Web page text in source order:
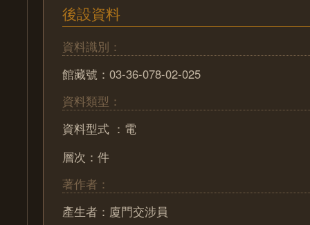
後設資料
資料識別：
館藏號：03-36-078-02-025
資料類型：
資料型式 ：電
層次：件
著作者：
產生者：廈門交涉員